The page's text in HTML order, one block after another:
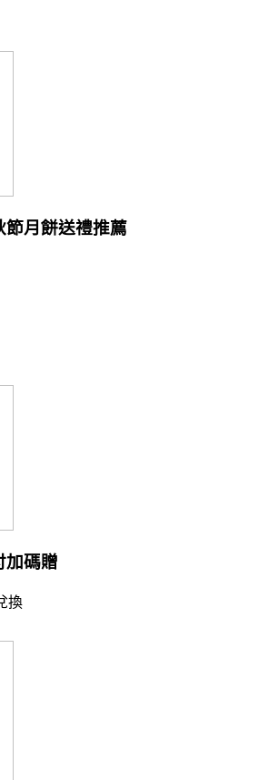
節月餅送禮推薦
加碼贈
換